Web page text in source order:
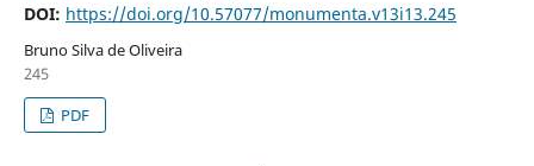
DOI: https://doi.org/10.57077/monumenta.v13i13.245
Bruno Silva de Oliveira
245
PDF